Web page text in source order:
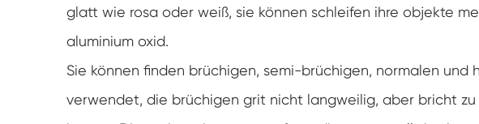
glatt wie rosa oder weiß, sie können schleifen ihre objekte
aluminium oxid.
Sie können finden brüchigen, semi-brüchigen, normalen und
verwendet, die brüchigen grit nicht langweilig, aber bricht